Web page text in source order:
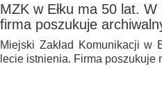
MZK w Ełku ma 50 lat.
firma poszukuje
Miejski Zakład Komunikacji w
lecie istnienia. Firma poszukuje